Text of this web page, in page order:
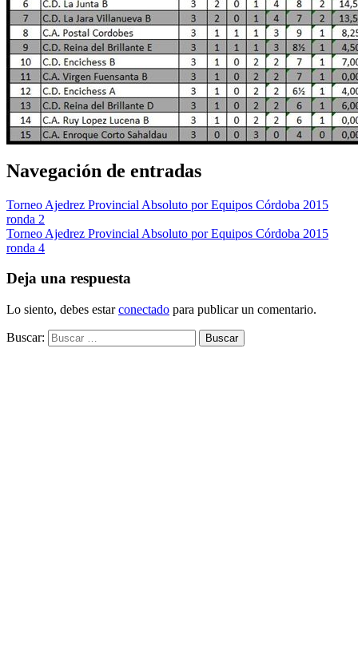
Navegación de entradas
Torneo Ajedrez Provincial Absoluto por Equipos Córdoba 2015
ronda 2
Torneo Ajedrez Provincial Absoluto por Equipos Córdoba 2015
ronda 4
Deja una respuesta
Lo siento, debes estarconectado para publicar un comentario.
Buscar: